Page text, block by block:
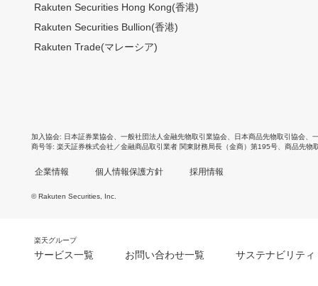
Rakuten Securities Hong Kong(香港)
Rakuten Securities Bullion(香港)
Rakuten Trade(マレーシア)
加入協会 日本証券業協会 一般社団法人金融先物取引業協会 日本商品先物取引協会
商号等 楽天証券株式会社／金融商品取引業者 関東財務局長（金商）第195号、商品先物
企業情報 個人情報保護方針 採用情報
© Rakuten Securities, Inc.
楽天グループ
サービス一覧 お問い合わせ一覧 サステナビリティ